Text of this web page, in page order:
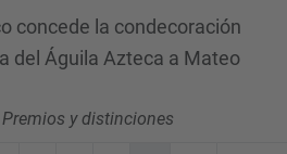
concede la condecoración
del Águila Azteca a Mateo
Premios y distinciones